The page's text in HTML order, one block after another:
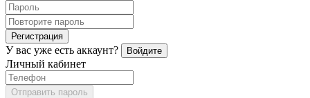
Регистрация
У вас уже есть аккаунт? Войдите
Личный кабинет
Отправить пароль